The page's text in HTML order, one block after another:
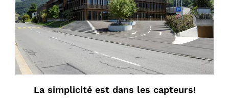
La simplicité est dans les capteurs!